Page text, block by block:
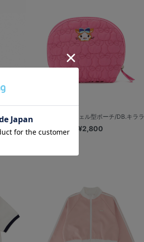
バッグ
キルティングシェル型ポーチ/DB.キララ
¥2,800